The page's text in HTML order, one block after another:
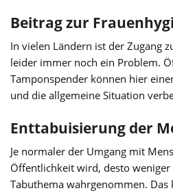
Beitrag zur
In vielen Ländern ist der Zugang
leider immer noch ein Problem.
Tamponspender können hier
und die allgemeine Situation
Enttabuisierung der
Je normaler der Umgang mit
Öffentlichkeit wird, desto
Tabuthema wahrgenommen. Das